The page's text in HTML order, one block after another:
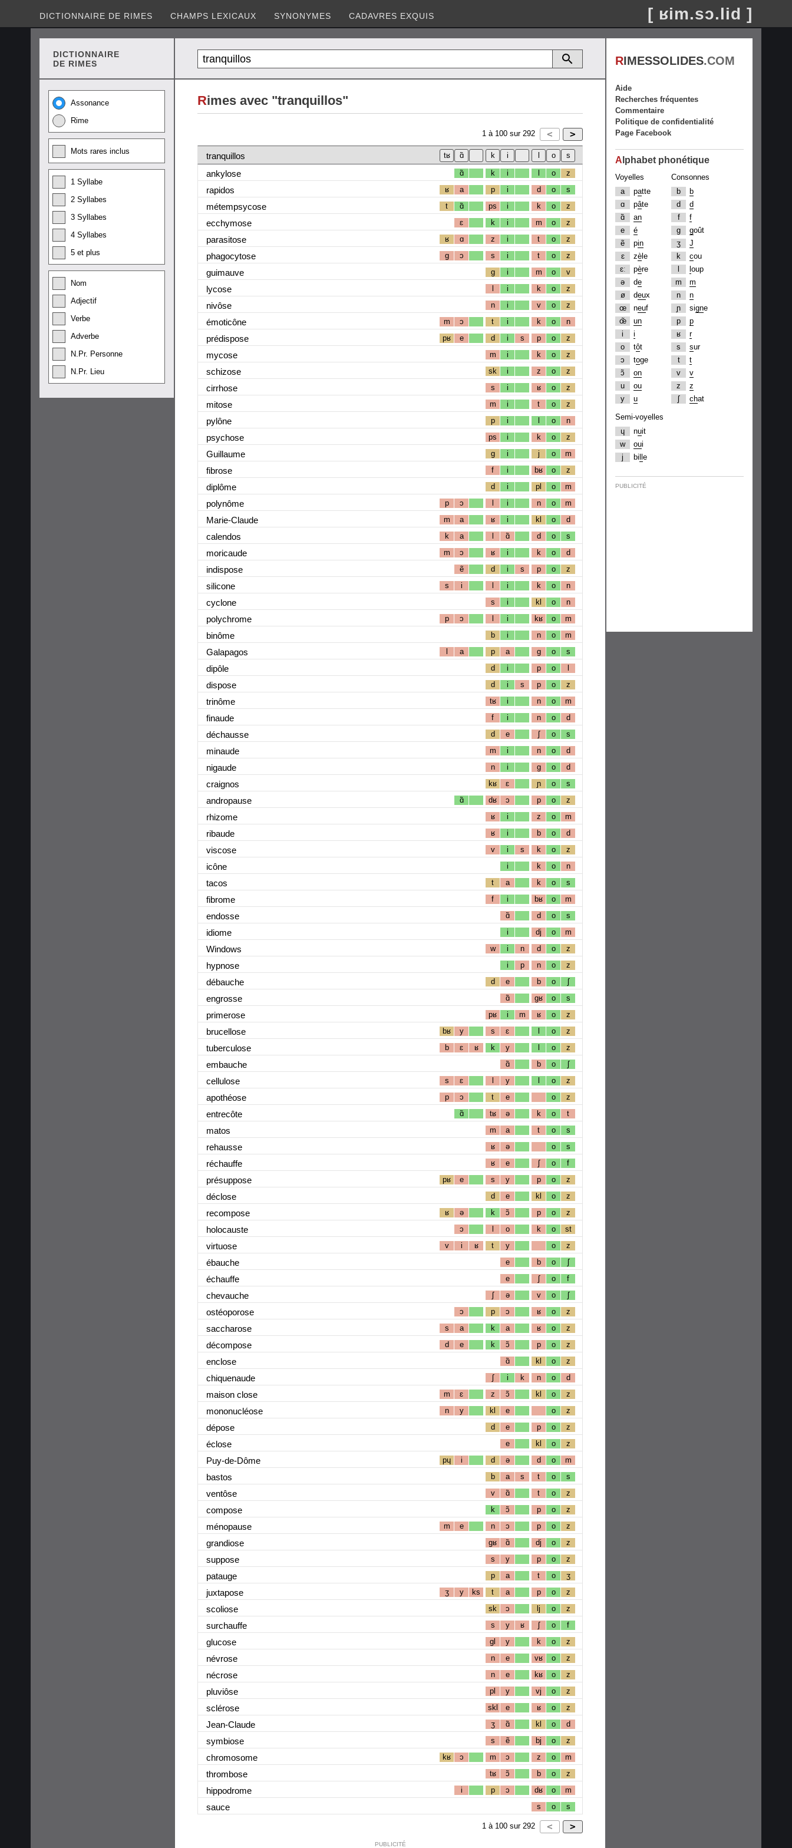
DICTIONNAIRE DE RIMES CHAMPS LEXICAUX SYNONYMES CADAVRES EXQUIS [ ʁim.sɔ.lid ]
DICTIONNAIRE
DE RIMES
Assonance
Rime
Mots rares inclus
1 Syllabe
2 Syllabes
3 Syllabes
4 Syllabes
5 et plus
Nom
Adjectif
Verbe
Adverbe
N.Pr. Personne
N.Pr. Lieu
Rimes avec "tranquillos"
1 à 100 sur 292
tranquillos
ankylose
ɑ̃ k i l o z
rapidos ʁ a p i d o s
métempsycose t ɑ̃ ps i k o z
ecchymose ɛ k i m o z
parasitose ʁ ɑ z i t o z
phagocytose g ɔ s i t o z
guimauve g i m o v
lycose l i k o z
nivôse n i v o z
émoticône m ɔ t i k o n
prédispose pʁ e d i s p o z
mycose m i k o z
schizose sk i z o z
cirrhose s i ʁ o z
mitose m i t o z
pylône p i l o n
psychose ps i k o z
Guillaume g i j o m
fibrose f i bʁ o z
diplôme d i pl o m
polynôme p ɔ l i n o m
Marie-Claude m a ʁ i kl o d
calendos k a l ɑ̃ d o s
moricaude m ɔ ʁ i k o d
indispose ẽ d i s p o z
silicone s i l i k o n
cyclone s i kl o n
polychrome p ɔ l i kʁ o m
binôme b i n o m
Galapagos l a p a g o s
dipôle d i p o l
dispose d i s p o z
trinôme tʁ i n o m
finaude f i n o d
déchausse d e ʃ o s
minaude m i n o d
nigaude n i g o d
craignos kʁ ɛ ɲ o s
andropause ɑ̃ dʁ ɔ p o z
rhizome ʁ i z o m
ribaude ʁ i b o d
viscose v i s k o z
icône i k o n
tacos t a k o s
fibrome f i bʁ o m
endosse ɑ̃ d o s
idiome i dj o m
Windows w i n d o z
hypnose i p n o z
débauche d e b o ʃ
engrosse ɑ̃ gʁ o s
primerose pʁ i m ʁ o z
brucellose bʁ y s ɛ l o z
tuberculose b ɛ ʁ k y l o z
embauche ɑ̃ b o ʃ
cellulose s ɛ l y l o z
apothéose p ɔ t e o z
entrecôte ɑ̃ tʁ ə k o t
matos m a t o s
rehausse ʁ ə o s
réchauffe ʁ e ʃ o f
présuppose pʁ e s y p o z
déclose d e kl o z
recompose ʁ ə k ɔ̃ p o z
holocauste ɔ l o k o st
virtuose v i ʁ t y o z
ébauche e b o ʃ
échauffe e ʃ o f
chevauche ʃ ə v o ʃ
ostéoporose ɔ p ɔ ʁ o z
saccharose s a k a ʁ o z
décompose d e k ɔ̃ p o z
enclose ɑ̃ kl o z
chiquenaude ʃ i k n o d
maison close m ɛ z ɔ̃ kl o z
mononucléose n y kl e o z
dépose d e p o z
éclose e kl o z
Puy-de-Dôme pɥ i d ə d o m
bastos b a s t o s
ventôse v ɑ̃ t o z
compose k ɔ̃ p o z
ménopause m e n ɔ p o z
grandiose gʁ ɑ̃ dj o z
suppose s y p o z
patauge p a t o ʒ
juxtapose ʒ y ks t a p o z
scoliose sk ɔ lj o z
surchauffe s y ʁ ʃ o f
glucose gl y k o z
névrose n e vʁ o z
nécrose n e kʁ o z
pluviôse pl y vj o z
sclérose skl e ʁ o z
Jean-Claude ʒ ɑ̃ kl o d
symbiose s ẽ bj o z
chromosome kʁ ɔ m ɔ z o m
thrombose tʁ ɔ̃ b o z
hippodrome i p ɔ dʁ o m
sauce s o s
1 à 100 sur 292
PUBLICITÉ
RIMESSOLIDES.COM
Aide
Recherches fréquentes
Commentaire
Politique de confidentialité
Page Facebook
A lphabet phonétique
Voyelles
a
patte
ɑ
pâte
ɑ̃
an
e
é
ẽ
pin
ɛ
zè le
ɛː
père
ə
de
ø
deux
œ
neuf
œ̃
un
i
i
o
tôt
ɔ
toge
ɔ̃
on
u
ou
y
u
Consonnes
b
b
d
d
f
f
g
goût
ʒ
J
k
cou
oup
m
m
n
n
ɲ
signe
p
p
ʁ
r
s
sur
t
t
v
v
z
z
ʃ
chat
Semi-voyelles
ɥ
nuit
w
oui
j
bi e
PUBLICITÉ